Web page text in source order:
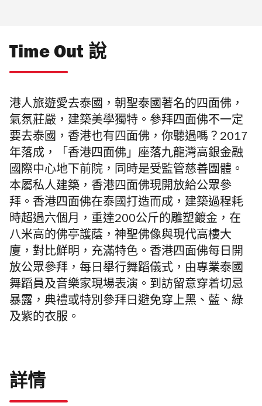
Time Out 說
港人旅遊愛去泰國，朝聖泰國著名的四面佛，
氣氛莊嚴，建築美學獨特。參拜四面佛不一定
要去泰國，香港也有 四面佛 ，你聽過嗎？2017
年落成，「香港四面佛」座落九龍灣高銀金融
國際中心地下前院，同時是受監管慈善團體。
本屬私人建築，香港四面佛現開放給公眾參
拜。香港四面佛在泰國打造而成，建築過程耗
時超過六個月，重達200公斤的雕塑鍍金，在
八米高的佛亭護蔭，神聖佛像與現代高樓大
廈，對比鮮明，充滿特色。香港四面佛每日開
放公眾參拜，每日舉行舞蹈儀式，由專業泰國
舞蹈員及音樂家現場表演。到訪留意穿着切忌
暴露，典禮或特別參拜日避免穿上黑、藍、綠
及紫的衣服。
詳情